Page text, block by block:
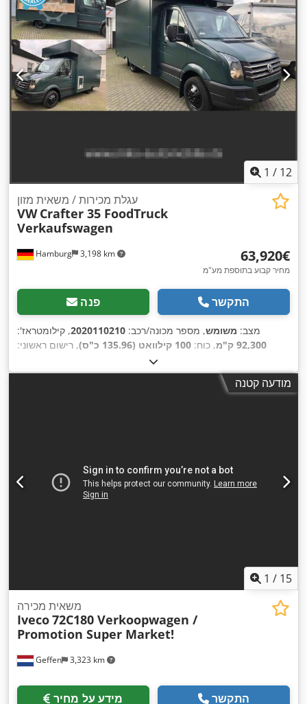
1 / 12
Hamburg 3,198 km
עגלת מכירות / משאית מזון
VW Crafter 35 FoodTruck
Verkaufswagen
‏63,920 ‏€
מחיר קבוע בתוספת מע"מ
פנה התקשר
מצב: משומש, מספר מכונה/רכב: 2020110210, קילומטראז':
92,300 ק"מ
, כוח: 100 קילוואט (135.96 כ"ס)
, רישום ראשוני:
, משקל עצמי:
מרבי:435 ק"ג , משקל כולל:3,500 ק"ג , בסיס גלגלים:3,665 מ"מ
,
דלק: דיזל, תא נהג:מודעה קטנה
1 / 15
Geffen 3,323 km
משאית מכירה
Iveco72C180 Verkoopwagen /
Promotion Super Market!
מידע על מחיר התקשר